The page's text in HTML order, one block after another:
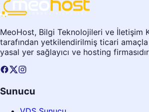
MeoHost, Bilgi Teknolojileri ve İletişim
tarafından yetkilendirilmiş ticari
yasal yer sağlayıcı ve hosting
Sunucu